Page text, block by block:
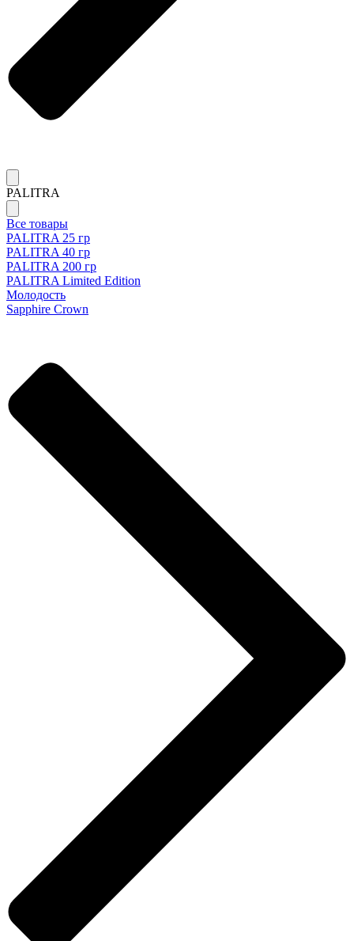
PALITRA
Все товары
PALITRA 25 гр
PALITRA 40 гр
PALITRA 200 гр
PALITRA Limited Edition
Молодость
Sapphire Crown